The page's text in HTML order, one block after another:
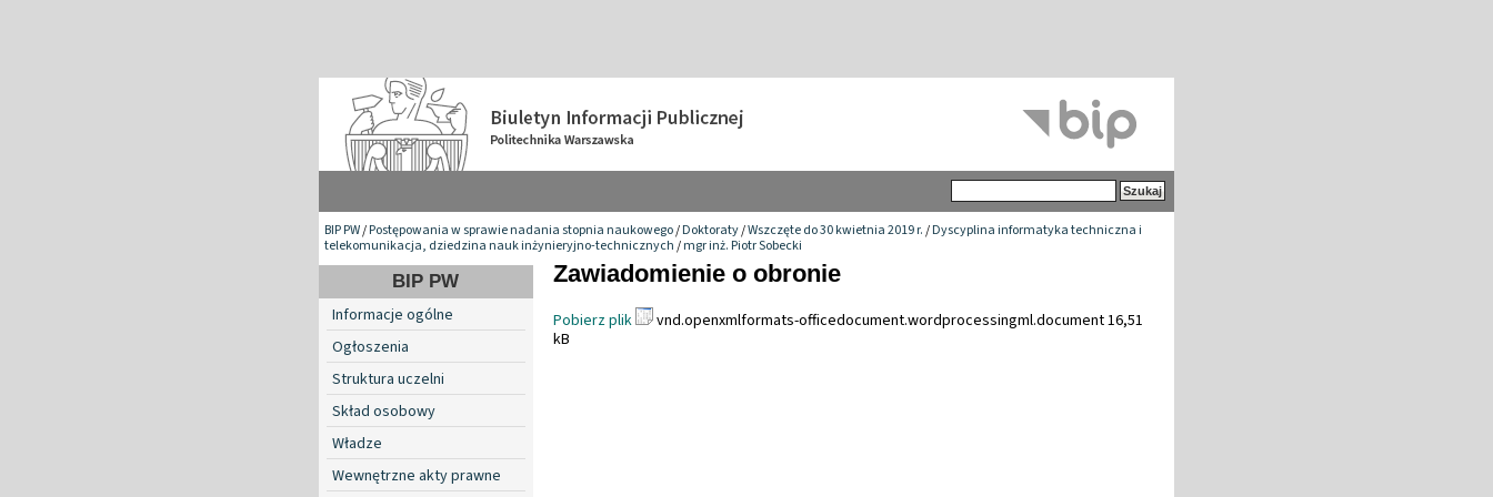
BIP PW/Postępowania w sprawie nadania stopnia naukowego/Doktoraty/Wszczęte do 30 kwietnia 2019 r./Dyscyplina informatyka techniczna i
telekomunikacja, dziedzina nauk inżynieryjno-technicznych/mgr inż. Piotr Sobecki
BIP PW
Informacje ogólne
Ogłoszenia
Struktura uczelni
Skład osobowy
Władze
Wewnętrzne akty prawne
Zawiadomienie o obronie
Pobierz plik
vnd.openxmlformats-officedocument.wordprocessingml.document 16,51
kB